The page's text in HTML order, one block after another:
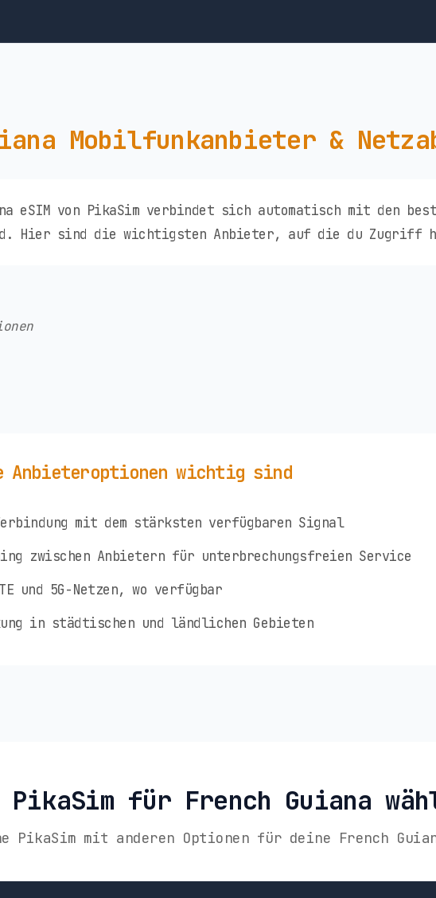
Mobilfunkanbieter &
eSIM von PikaSim verbindet sich automatisch mit den
Hier sind die wichtigsten Anbieter, auf die du Zugriff
Anbieteroptionen wichtig sind
mit dem stärksten verfügbaren Signal
zwischen Anbietern für unterbrechungsfreien Service
und 5G-Netzen, wo verfügbar
in städtischen und ländlichen Gebieten
PikaSim für French Guiana
PikaSim mit anderen Optionen für deine French